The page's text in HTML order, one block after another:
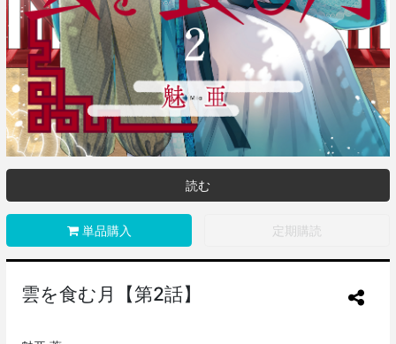
読む
単品購入 定期購読
雲を食む月【第2話】